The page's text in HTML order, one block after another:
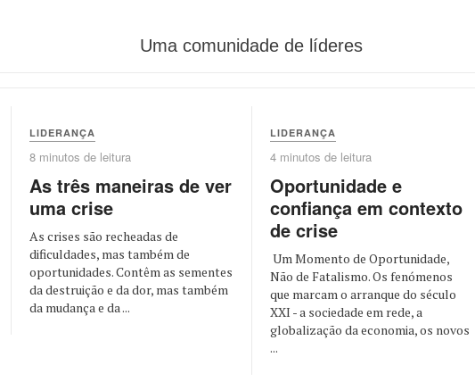
Uma comunidade de líderes
LIDERANÇA
8 minutos de leitura
As três maneiras de ver
uma crise
As crises são recheadas de
dificuldades, mas também de
oportunidades. Contêm as sementes
da destruição e da dor, mas também
da mudança e da ...
LIDERANÇA
4 minutos de leitura
Oportunidade e
confiança em contexto
de crise
Um Momento de Oportunidade,
Não de Fatalismo. Os fenómenos
que marcam o arranque do século
XXI - a sociedade em rede, a
globalização da economia, os novos
...